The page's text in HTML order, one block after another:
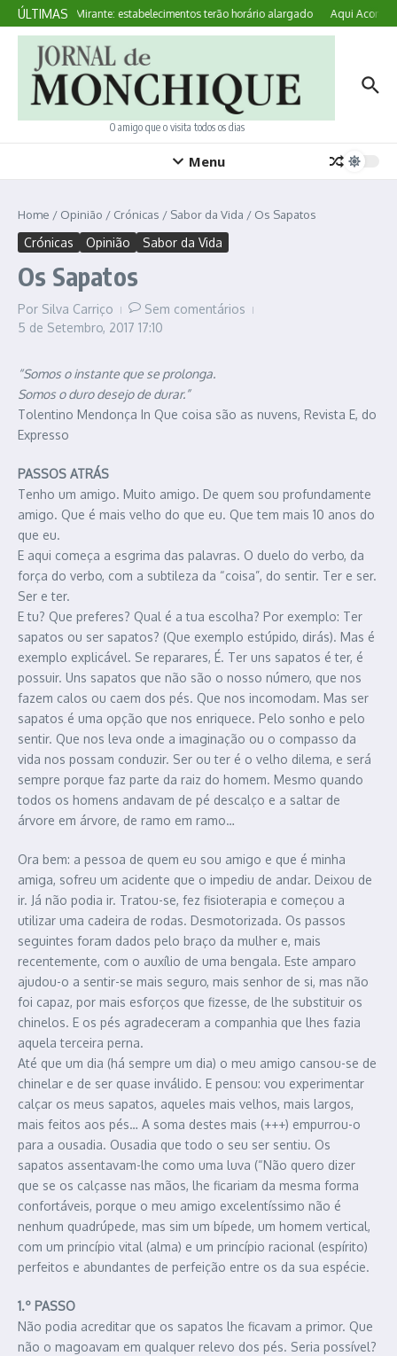
Ir para o conteúdo
ÚLTIMAS
Noites no Mirante: estabelecimentos terão horário alargado Aqui
O amigo que o visita todos os dias
Menu
Home / Opinião / Crónicas / Sabor da Vida / Os Sapatos
Crónicas Opinião Sabor da Vida
Os Sapatos
Por Silva Carriço
Sem comentários
5 de Setembro, 2017 17:10
“Somos o instante que se prolonga.
Somos o duro desejo de durar.”
Tolentino Mendonça In Que coisa são as nuvens, Revista E, do
Expresso
PASSOS ATRÁS
Tenho um amigo. Muito amigo. De quem sou profundamente
amigo. Que é mais velho do que eu. Que tem mais 10 anos do
que eu.
E aqui começa a esgrima das palavras. O duelo do verbo, da
força do verbo, com a subtileza da “coisa”, do sentir. Ter e ser.
Ser e ter.
E tu? Que preferes? Qual é a tua escolha? Por exemplo: Ter
sapatos ou ser sapatos? (Que exemplo estúpido, dirás). Mas é
exemplo explicável. Se reparares, É. Ter uns sapatos é ter, é
possuir. Uns sapatos que não são o nosso número, que nos
fazem calos ou caem dos pés. Que nos incomodam. Mas ser
sapatos é uma opção que nos enriquece. Pelo sonho e pelo
sentir. Que nos leva onde a imaginação ou o compasso da
vida nos possam conduzir. Ser ou ter é o velho dilema, e será
sempre porque faz parte da raiz do homem. Mesmo quando
todos os homens andavam de pé descalço e a saltar de
árvore em árvore, de ramo em ramo…
Ora bem: a pessoa de quem eu sou amigo e que é minha
amiga, sofreu um acidente que o impediu de andar. Deixou de
ir. Já não podia ir. Tratou-se, fez fisioterapia e começou a
utilizar uma cadeira de rodas. Desmotorizada. Os passos
seguintes foram dados pelo braço da mulher e, mais
recentemente, com o auxílio de uma bengala. Este amparo
ajudou-o a sentir-se mais seguro, mais senhor de si, mas não
foi capaz, por mais esforços que fizesse, de lhe substituir os
chinelos. E os pés agradeceram a companhia que lhes fazia
aquela terceira perna.
Até que um dia (há sempre um dia) o meu amigo cansou-se de
chinelar e de ser quase inválido. E pensou: vou experimentar
calçar os meus sapatos, aqueles mais velhos, mais largos,
mais feitos aos pés… A soma destes mais (+++) empurrou-o
para a ousadia. Ousadia que todo o seu ser sentiu. Os
sapatos assentavam-lhe como uma luva (“Não quero dizer
que se os calçasse nas mãos, lhe ficariam da mesma forma
confortáveis, porque o meu amigo excelentíssimo não é
nenhum quadrúpede, mas sim um bípede, um homem vertical,
com um princípio vital (alma) e um princípio racional (espírito)
perfeitos e abundantes de perfeição entre os da sua espécie.
1.º PASSO
Não podia acreditar que os sapatos lhe ficavam a primor. Que
não o magoavam em qualquer relevo dos pés. Seria possível?